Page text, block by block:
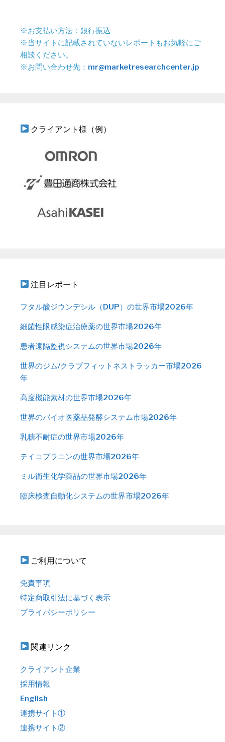
※お支払い方法：銀行振込
※当サイトに記載されていないレポートもお気軽にご
相談ください。
※お問い合わせ先： mr@marketresearchcenter.jp
クライアント様（例）
注目レポート
フタル酸ジウンデシル（DUP）の世界市場2026年
細菌性眼感染症治療薬の世界市場2026年
患者遠隔監視システムの世界市場2026年
世界のジム/クラブフィットネストラッカー市場2026
年
高度機能素材の世界市場2026年
世界のバイオ医薬品発酵システム市場2026年
乳糖不耐症の世界市場2026年
テイコプラニンの世界市場2026年
ミル衛生化学薬品の世界市場2026年
臨床検査自動化システムの世界市場2026年
ご利用について
免責事項
特定商取引法に基づく表示
プライバシーポリシー
関連リンク
クライアント企業
採用情報
English
連携サイト①
連携サイト②